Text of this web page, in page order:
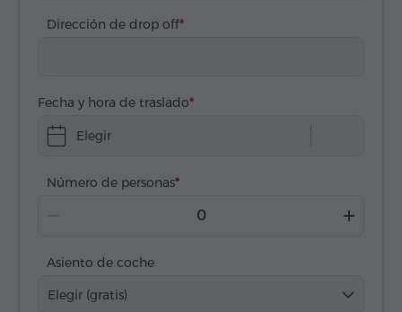
Dirección de drop off
Fecha y hora de traslado
Elegir
Número de personas
Asiento de coche
Elegir (gratis)